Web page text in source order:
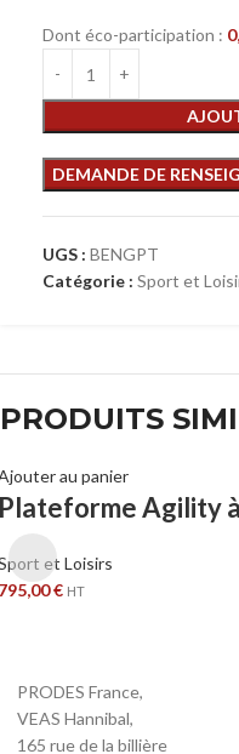
Dont éco-participation :
UGS : BENGPT
Catégorie : Sport et
PRODUITS
au panier
Agility
et Loisirs
€ HT
PRODES France,
VEAS Hannibal,
165 rue de la billière